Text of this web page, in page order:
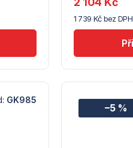
(10)
1 739 Kč bez DPH
GK985
–5 %